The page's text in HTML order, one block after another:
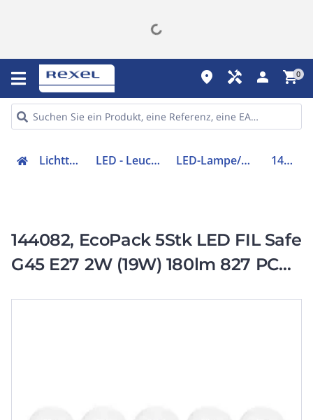
place handyman person shopping_cart0
Lichttechnik LED - Leuchtmittel LED-Lampe/Multi-LED 144082
144082, EcoPack 5Stk LED FIL Safe
G45 E27 2W (19W) 180lm 827 PC